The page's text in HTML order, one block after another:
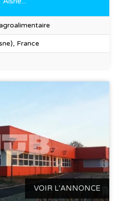
France
VOIR L'ANNONCE